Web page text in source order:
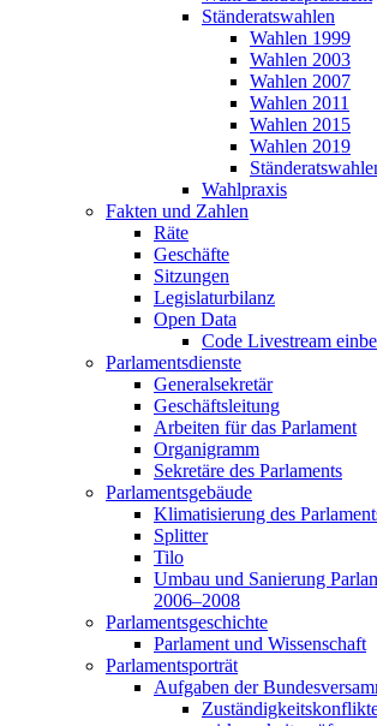
Ständeratswahlen
Wahlen 1999
Wahlen 2003
Wahlen 2007
Wahlen 2011
Wahlen 2015
Wahlen 2019
Wahlpraxis
Fakten und Zahlen
Räte
Geschäfte
Sitzungen
Legislaturbilanz
Open Data
Code Livestream
Parlamentsdienste
Generalsekretär
Geschäftsleitung
Arbeiten für das Parlament
Organigramm
Sekretäre des Parlaments
Parlamentsgebäude
Klimatisierung des
Splitter
Tilo
Umbau und Sanierung
2006–2008
Parlamentsgeschichte
Parlament und Wissenschaft
Parlamentsporträt
Aufgaben der